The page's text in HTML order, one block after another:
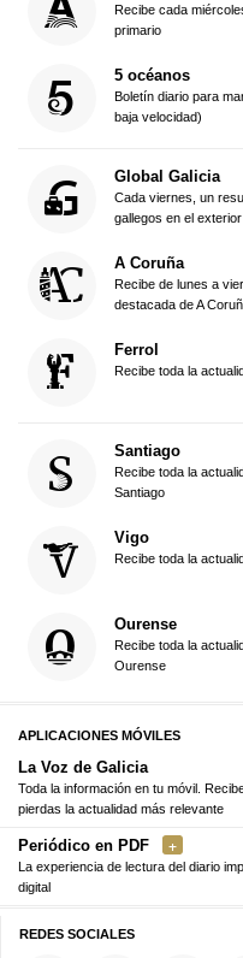
Recibe cada
primario
5 océanos
Boletín diario para
baja velocidad)
Global Galicia
Cada viernes, un
gallegos en el exterior
A Coruña
Recibe de lunes a
destacada de A
Ferrol
Recibe toda la
Santiago
Recibe toda la
Santiago
Vigo
Recibe toda la
Ourense
Recibe toda la
Ourense
APLICACIONES MÓVILES
La Voz de Galicia
Toda la información en tu móvil.
pierdas la actualidad más relevante
Periódico en PDF
La experiencia de lectura del diario
digital
REDES SOCIALES